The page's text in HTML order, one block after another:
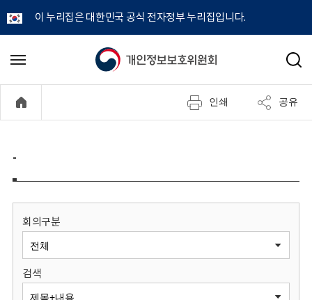
이 누리집은 대한민국 공식 전자정부 누리집입니다.
개
정
보
원
메
기
검
인쇄 공유
-
회의구분
검색